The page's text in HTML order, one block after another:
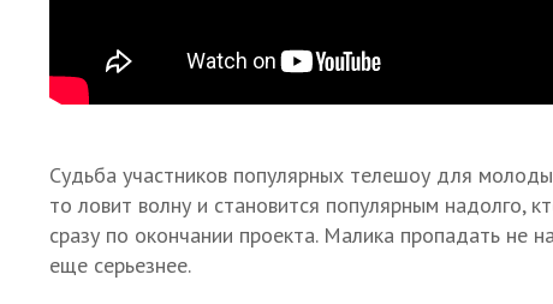
Судьба участников популярных телешоу для
то ловит волну и становится популярным надолго,
сразу по окончании проекта. Малика пропадать не
еще серьезнее.